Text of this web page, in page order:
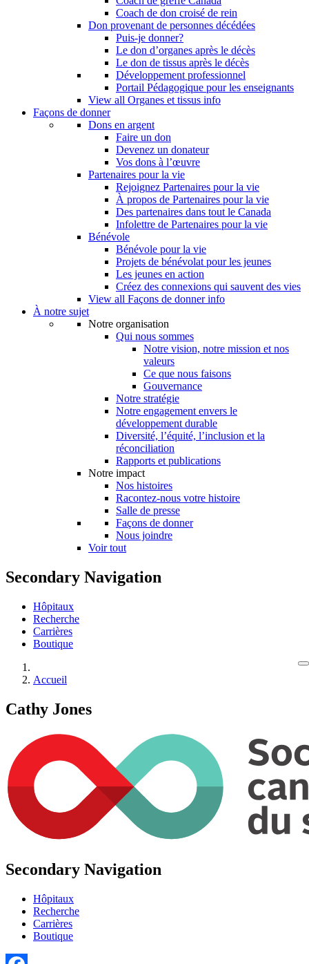
Coach de don croisé de rein
Don provenant de personnes décédées
Puis-je donner?
Le don d’organes après le décès
Le don de tissus après le décès
Développement professionnel
Portail Pédagogique pour les enseignants
View all Organes et tissus info
Façons de donner
Dons en argent
Faire un don
Devenez un donateur
Vos dons à l’œuvre
Partenaires pour la vie
Rejoignez Partenaires pour la vie
À propos de Partenaires pour la vie
Des partenaires dans tout le Canada
Infolettre de Partenaires pour la vie
Bénévole
Bénévole pour la vie
Projets de bénévolat pour les jeunes
Les jeunes en action
Créez des connexions qui sauvent des vies
View all Façons de donner info
À notre sujet
Notre organisation
Qui nous sommes
Notre vision, notre mission et nos
valeurs
Ce que nous faisons
Gouvernance
Notre stratégie
Notre engagement envers le
développement durable
Diversité, l’équité, l’inclusion et la
réconciliation
Rapports et publications
Notre impact
Nos histoires
Racontez-nous votre histoire
Salle de presse
Façons de donner
Nous joindre
Voir tout
Secondary Navigation
Hôpitaux
Recherche
Carrières
Boutique
Accueil
Cathy Jones
Secondary Navigation
Hôpitaux
Recherche
Carrières
Boutique